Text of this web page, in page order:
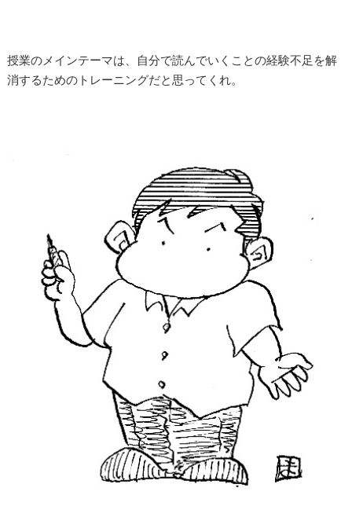
授業のメインテーマは、自分で読んでいくことの経験不足を解
消するためのトレーニングだと思ってくれ。